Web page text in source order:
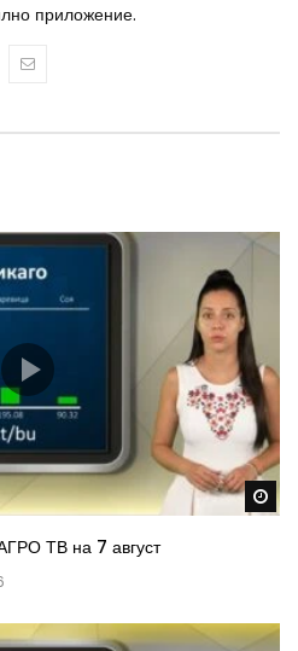
приложение.
ТВ на 7 август